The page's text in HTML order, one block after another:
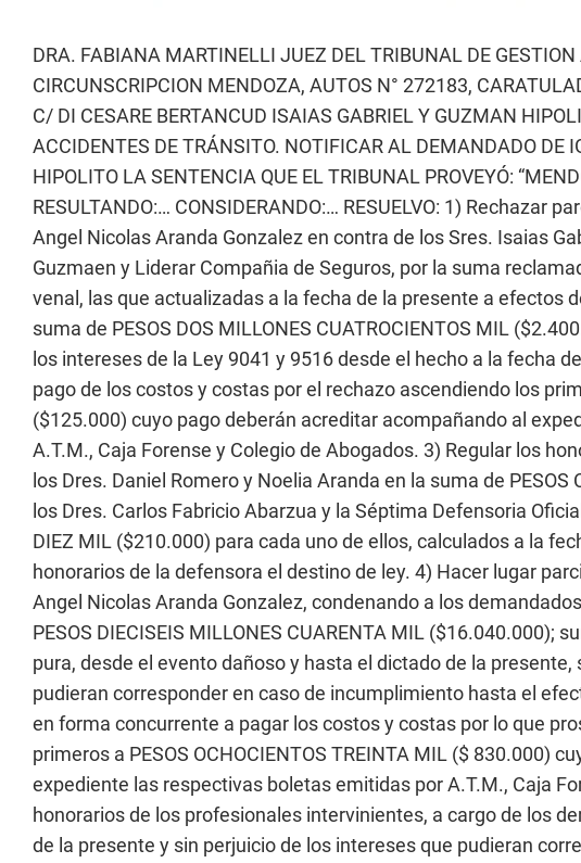
DRA. FABIANA MARTINELLI JUEZ DEL TRIBUNAL DE
CIRCUNSCRIPCION MENDOZA, AUTOS N° 272183,
C/ DI CESARE BERTANCUD ISAIAS GABRIEL Y GUZMAN
ACCIDENTES DE TRÁNSITO. NOTIFICAR AL DEMANDADO DE
HIPOLITO LA SENTENCIA QUE EL TRIBUNAL PROVEYÓ:
RESULTANDO:… CONSIDERANDO:… RESUELVO: 1) Rechazar
Angel Nicolas Aranda Gonzalez en contra de los Sres. Isaias
Guzmaen y Liderar Compañia de Seguros, por la suma
venal, las que actualizadas a la fecha de la presente a efectos
suma de PESOS DOS MILLONES CUATROCIENTOS MIL
los intereses de la Ley 9041 y 9516 desde el hecho a la fecha
pago de los costos y costas por el rechazo ascendiendo los
($125.000) cuyo pago deberán acreditar acompañando al
A.T.M., Caja Forense y Colegio de Abogados. 3) Regular los
los Dres. Daniel Romero y Noelia Aranda en la suma de
los Dres. Carlos Fabricio Abarzua y la Séptima Defensoria
DIEZ MIL ($210.000) para cada uno de ellos, calculados a la
honorarios de la defensora el destino de ley. 4) Hacer lugar
Angel Nicolas Aranda Gonzalez, condenando a los
PESOS DIECISEIS MILLONES CUARENTA MIL ($16.040.000);
pura, desde el evento dañoso y hasta el dictado de la
pudieran corresponder en caso de incumplimiento hasta el
en forma concurrente a pagar los costos y costas por lo que
primeros a PESOS OCHOCIENTOS TREINTA MIL ($ 830.000)
expediente las respectivas boletas emitidas por A.T.M., Caja
honorarios de los profesionales intervinientes, a cargo de los
de la presente y sin perjuicio de los intereses que pudieran